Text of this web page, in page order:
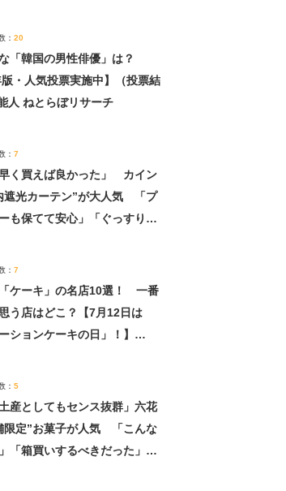
： 20
「韓国の男性俳優」は？
版・人気投票実施中】（投票結
人 ねとらぼリサーチ
： 7
早く買えば良かった」 カイン
遮光カーテン”が大人気 「プ
も保てて安心」「ぐっすり眠
： 7
ケーキ」の名店10選！ 一番
う店はどこ？【7月12日は
ションケーキの日」！】
： 5
土産としてもセンス抜群」六花
限定”お菓子が人気 「こんな
「箱買いするべきだった」